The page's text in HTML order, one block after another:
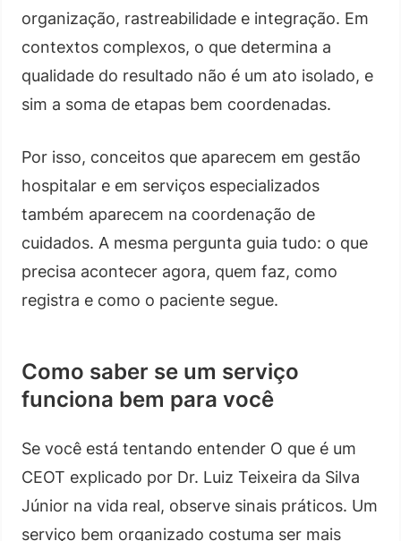
organização, rastreabilidade e integração. Em
contextos complexos, o que determina a
qualidade do resultado não é um ato isolado, e
sim a soma de etapas bem coordenadas.
Por isso, conceitos que aparecem em gestão
hospitalar e em serviços especializados
também aparecem na coordenação de
cuidados. A mesma pergunta guia tudo: o que
precisa acontecer agora, quem faz, como
registra e como o paciente segue.
Como saber se um serviço
funciona bem para você
Se você está tentando entender O que é um
CEOT explicado por Dr. Luiz Teixeira da Silva
Júnior na vida real, observe sinais práticos. Um
serviço bem organizado costuma ser mais